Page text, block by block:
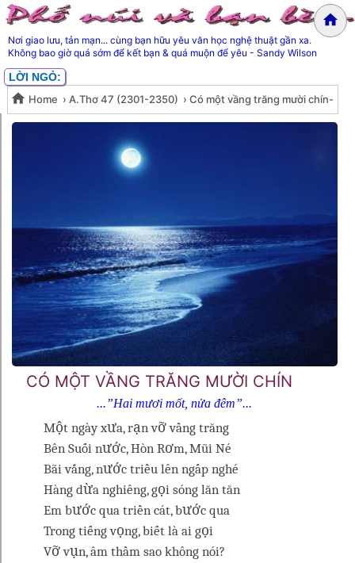
Nơi giao lưu, tản mạn... cùng bạn hữu yêu văn học nghệ thuật gần xa.
Không bao giờ quá sớm để kết bạn & quá muộn để yêu - Sandy Wilson
LỜI NGỎ:
Home › A.Thơ 47 (2301-2350) › Có một vầng trăng mười chín-
Lê Thanh Hùng
Có một vầng trăng mười chín-
Lê Thanh Hùng
CÓ MỘT VẦNG TRĂNG MƯỜI CHÍN
...”Hai mươi mốt, nửa đêm”...
Một ngày xưa, rạn vỡ vầng trăng
Bên Suối nước, Hòn Rơm, Mũi Né
Bãi vắng, nước triều lên ngấp nghé
Hàng dừa nghiêng, gọi sóng lăn tăn
Em bước qua triền cát, bước qua
Trong tiếng vọng, biết là ai gọi
Vỡ vụn, âm thầm sao không nói?